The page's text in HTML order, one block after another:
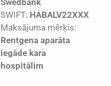
Swedbank
SWIFT: HABALV22XXX
Maksājuma mērķis:
Rentgena aparāta
iegāde kara
hospitālim